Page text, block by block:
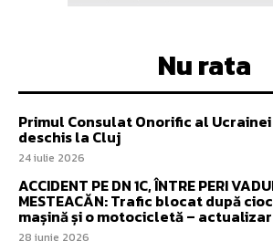
Nu rata
Primul Consulat Onorific al
deschis la Cluj
24 iulie 2026
ACCIDENT PE DN 1C, ÎNTRE PERI
MESTEACĂN: Trafic blocat după
mașină și o motocicletă –
28 iunie 2026